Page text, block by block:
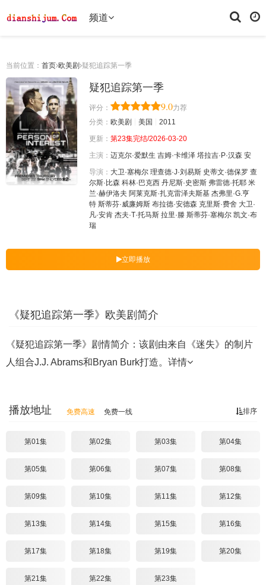
频道
当前位置： 首页 欧美剧 疑犯追踪第一季
疑犯追踪第一季
评分： 9.0力荐
分类： 欧美剧 美国
2011
更新： 第23集完结/2026-03-20
主演： 迈克尔·爱默生 吉姆·卡维泽 塔拉吉·P·汉森 安
导演： 大卫·塞梅尔 理查德·J·刘易斯 史蒂文·德保罗 查
尔斯·比森 科林·巴克西 丹尼斯·史密斯 弗雷德·托耶 米
兰·赫伊洛夫 阿莱克斯·扎克雷泽夫斯基 杰弗里·G.亨
特 斯蒂芬·威廉姆斯 布拉德·安德森 克里斯·费舍 大卫·
凡·安肯 杰夫·T·托马斯 拉里·滕 斯蒂芬·塞梅尔 凯文·布
瑞
立即播放
《疑犯追踪第一季》欧美剧简介
《疑犯追踪第一季》剧情简介：该剧由来自《迷失》的制片
人组合J.J. Abrams和Bryan Burk打造。 详情
排序
播放地址 免费高速 免费一线
第01集 第02集 第03集 第04集
第05集 第06集 第07集 第08集
第09集 第10集 第11集 第12集
第13集 第14集 第15集 第16集
第17集 第18集 第19集 第20集
第21集 第22集 第23集